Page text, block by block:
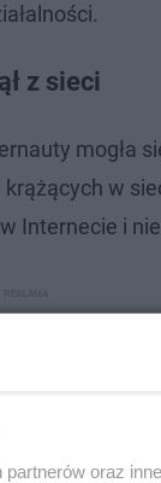
z sieci
mogła
w
Internecie i
oraz